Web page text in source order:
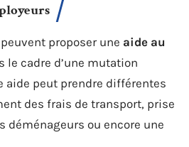
proposer une aide au
le cadre d’une mutation
aide peut prendre différentes
des frais de transport, prise
déménageurs ou encore une